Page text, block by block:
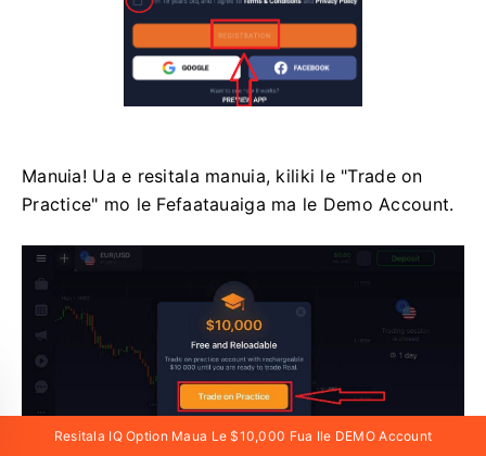
Manuia! ​​Ua e resitala manuia, kiliki le "Trade on
Practice" mo le Fefaatauaiga ma le Demo Account.
Resitala IQ Option Maua Le $10,000 Fua Ile DEMO Account